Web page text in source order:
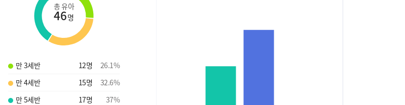
총 유아
46명
만 3세반 12명 26.1%
만 4세반
15명 32.6%
만 5세반
17명 37%